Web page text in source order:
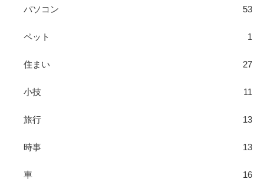
パソコン 53
ペット 1
住まい 27
小技 11
旅行 13
時事 13
車 16